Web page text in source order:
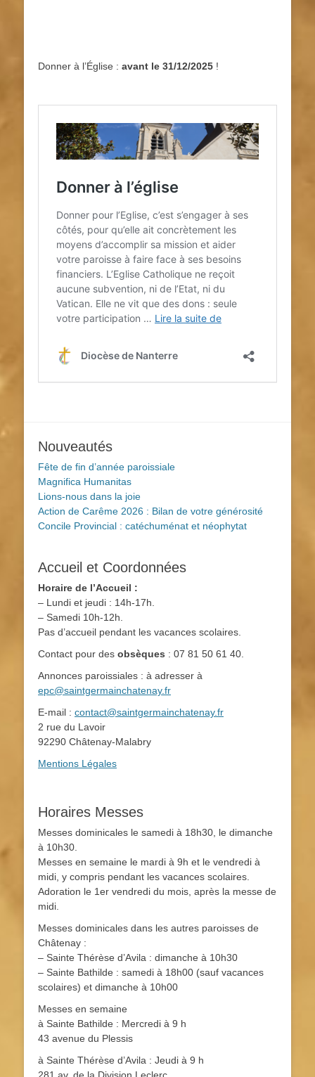
Donner à l’Église : avant le 31/12/2025 !
Nouveautés
Fête de fin d’année paroissiale
Magnifica Humanitas
Lions-nous dans la joie
Action de Carême 2026 : Bilan de votre générosité
Concile Provincial : catéchuménat et néophytat
Accueil et Coordonnées
Horaire de l’Accueil :
– Lundi et jeudi : 14h-17h.
– Samedi 10h-12h.
Pas d’accueil pendant les vacances scolaires.
Contact pour des obsèques : 07 81 50 61 40.
Annonces paroissiales : à adresser à
epc@saintgermainchatenay.fr
E-mail : contact@saintgermainchatenay.fr
2 rue du Lavoir
92290 Châtenay-Malabry
Mentions Légales
Horaires Messes
Messes dominicales le samedi à 18h30, le dimanche
à 10h30.
Messes en semaine le mardi à 9h et le vendredi à
midi, y compris pendant les vacances scolaires.
Adoration le 1er vendredi du mois, après la messe de
midi.
Messes dominicales dans les autres paroisses de
Châtenay :
– Sainte Thérèse d’Avila : dimanche à 10h30
– Sainte Bathilde : samedi à 18h00 (sauf vacances
scolaires) et dimanche à 10h00
Messes en semaine
à Sainte Bathilde : Mercredi à 9 h
43 avenue du Plessis
à Sainte Thérèse d’Avila : Jeudi à 9 h